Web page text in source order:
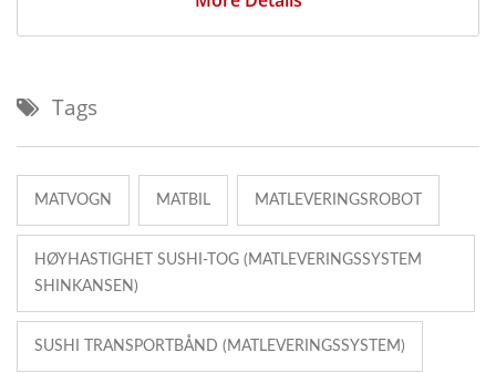
Tags
MATVOGN MATBIL MATLEVERINGSROBOT
HØYHASTIGHET SUSHI-TOG (MATLEVERINGSSYSTEM
SHINKANSEN)
SUSHI TRANSPORTBÅND (MATLEVERINGSSYSTEM)